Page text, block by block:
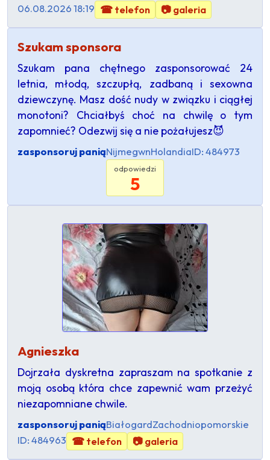
06.08.2026 18:19 ☎ telefon 📷 galeria
Szukam sponsora
Szukam pana chętnego zasponsorować 24
letnia, młodą, szczupłą, zadbaną i sexowna
dziewczynę. Masz dość nudy w związku i ciągłej
monotoni? Chciałbyś choć na chwilę o tym
zapomnieć? Odezwij się a nie pożałujesz😈
zasponsoruj paniąNijmegwnHolandiaID: 484973
odpowiedzi
5
Agnieszka
Dojrzała dyskretna zapraszam na spotkanie z
moją osobą która chce zapewnić wam przeżyć
niezapomniane chwile.
zasponsoruj paniąBiałogardZachodniopomorskie
ID: 484963 ☎ telefon 📷 galeria